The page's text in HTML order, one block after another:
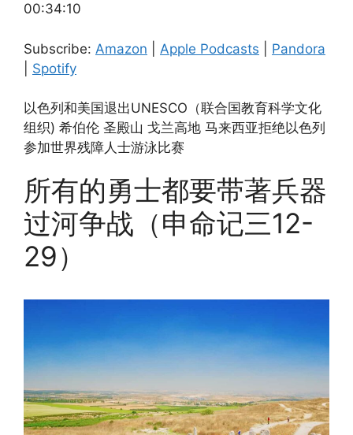
Amazon
RSS FEED
SHARE
LINK
EMBED
00:34:10
Subscribe: Amazon Apple Podcasts
Pandora
Spotify
以色列和美国退出UNESCO（联合国教育科学文化
组织) 希伯伦 圣殿山 戈兰高地 马来西亚拒绝以色列
参加世界残障人士游泳比赛
所有的勇士都要带著兵器
过河争战（申命记三12-
29）